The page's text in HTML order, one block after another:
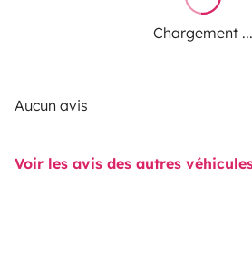
Chargement ...
Aucun avis
Voir les avis des autres